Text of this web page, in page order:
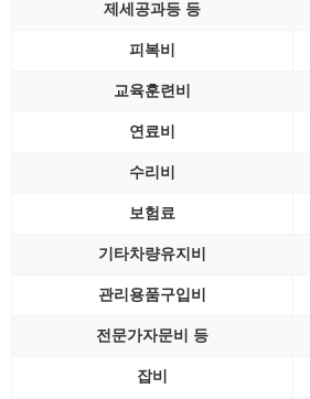
제세공과등 등
피복비
교육훈련비
연료비
수리비
보험료
기타차량유지비
관리용품구입비
전문가자문비 등
잡비